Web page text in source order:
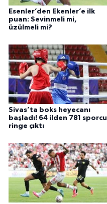
Esenler’den Ekenler’e ilk
puan: Sevinmeli mi,
üzülmeli mi?
Sivas’ta boks heyecanı
başladı! 64 ilden 781 sporcu
ringe çıktı